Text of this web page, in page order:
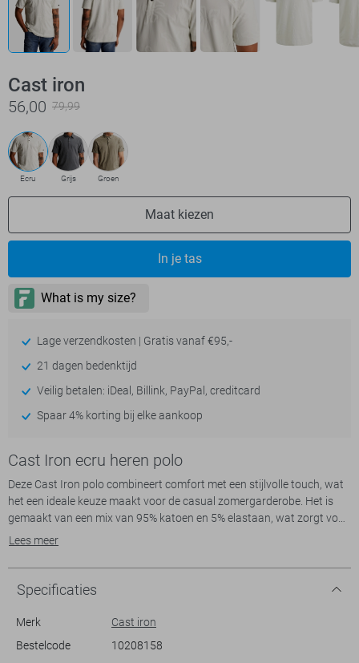
Cast iron
56,00 79,99
Ecru Grijs Groen
Maat kiezen
In je tas
Lage verzendkosten | Gratis vanaf €95,-
21 dagen bedenktijd
Veilig betalen: iDeal, Billink, PayPal, creditcard
Spaar 4% korting bij elke aankoop
Cast Iron ecru heren polo
Deze Cast Iron polo combineert comfort met een stijlvolle touch, wat
het een ideale keuze maakt voor de casual zomergarderobe. Het is
gemaakt van een mix van 95% katoen en 5% elastaan, wat zorgt voor
een zacht en flexibel draagcomfort. De regular fit van deze herenpolo
subtiele bloemenpatroon in de stof geef je je outfit een verfijnde
uitstraling, perfect voor een zomerse dag in de stad of een informele
bijeenkomst.
klassieke twist, waardoor hij makkelijk te combineren is met zowel
Lees meer
Specificaties
Merk
Cast iron
Bestelcode
10208158